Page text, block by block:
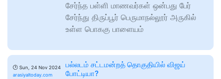
சேர்ந்த பள்ளி மாணவர்கள் ஒன்பது பேர்
சேர்ந்து திருப்பூர் பெருமாநல்லூர் அருகில்
உள்ள பொககு பாளையம்
🕑 Sun, 24 Nov 2024
arasiyaltoday.com
பல்லடம் சட்டமன்றத் தொகுதியில் விஜய்
போட்டியா?